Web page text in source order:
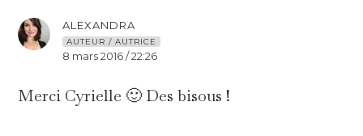
ALEXANDRA
AUTEUR / AUTRICE
8 mars 2016 / 22:26
Merci Cyrielle 🙂 Des bisous !